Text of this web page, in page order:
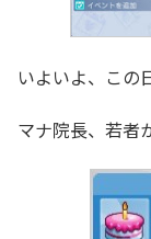
いよいよ、この
マナ院長、若者